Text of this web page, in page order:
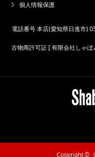
個人情報保護
電話番号 本店(愛知県日進市)
古物商許可証 [ 有限会社しゃ
Copyright ©